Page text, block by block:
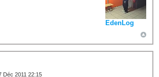
EdenLog
Déc 2011 22:15